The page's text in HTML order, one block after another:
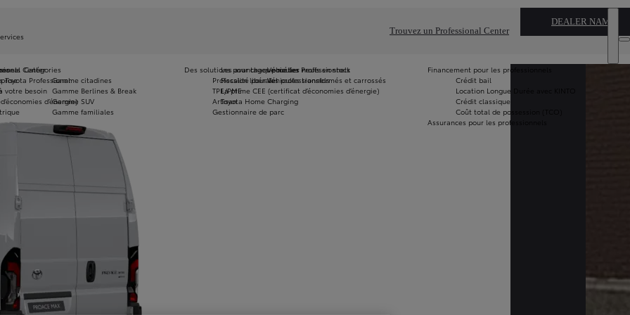
Trouvez un Professional Center
DEALER NAME
Catégories
Gamme citadines
Gamme Berlines & Break
Gamme SUV
Gamme familiales
Véhicules neufs en stock
Véhicules transformés et carrossés
Les avantages pour les Professionnels
Fiscalité pour les professionnels
La prime CEE (certificat d’économies d’énergie)
Toyota Home Charging
votre besoin
d’énergie)
Center
Toyota Professional
Des solutions pour chaque métier
Profession libérale
TPE/PME
Artisan
Gestionnaire de parc
Financement pour les professionnels
Crédit bail
Location Longue Durée avec KINTO
Crédit classique
Coût total de possession (TCO)
Assurances pour les professionnels